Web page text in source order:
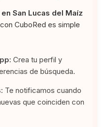
San Lucas del Maíz
con CuboRed es simple
Crea tu perfil y
de búsqueda.
Te notificamos cuando
que coinciden con